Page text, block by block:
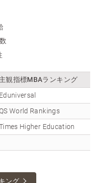
主観指標MBAランキング
Eduniversal
World Rankings
Higher Education
ング